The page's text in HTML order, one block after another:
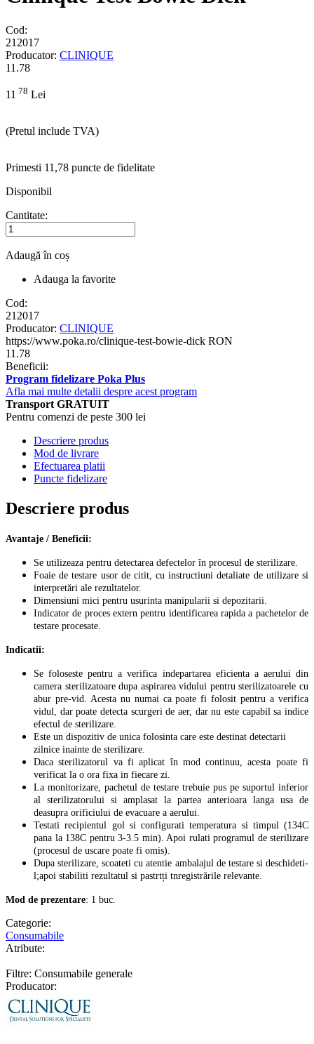
Cod:
212017
Producator: CLINIQUE
11.78
11 78 Lei
(Pretul include TVA)
Primesti 11,78 puncte de fidelitate
Disponibil
Cantitate:
Adaugă în coș
Adauga la favorite
Cod:
212017
Producator: CLINIQUE
https://www.poka.ro/clinique-test-bowie-dick RON
11.78
Beneficii:
Program fidelizare Poka Plus
Afla mai multe detalii despre acest program
Transport GRATUIT
Pentru comenzi de peste 300 lei
Descriere produs
Mod de livrare
Efectuarea platii
Puncte fidelizare
Descriere produs
Avantaje / Beneficii:
Se utilizeaza pentru detectarea defectelor în procesul de sterilizare.
Foaie de testare usor de citit, cu instructiuni detaliate de utilizare si
interpretări ale rezultatelor.
Dimensiuni mici pentru usurinta manipularii si depozitarii.
Indicator de proces extern pentru identificarea rapida a pachetelor de
testare procesate.
Indicatii:
Se foloseste pentru a verifica indepartarea eficienta a aerului din
camera sterilizatoare dupa aspirarea vidului pentru sterilizatoarele cu
abur pre-vid. Acesta nu numai ca poate fi folosit pentru a verifica
vidul, dar poate detecta scurgeri de aer, dar nu este capabil sa indice
efectul de sterilizare.
Este un dispozitiv de unica folosinta care este destinat detectarii
zilnice inainte de sterilizare.
Daca sterilizatorul va fi aplicat în mod continuu, acesta poate fi
verificat la o ora fixa in fiecare zi.
La monitorizare, pachetul de testare trebuie pus pe suportul inferior
al sterilizatorului si amplasat la partea anterioara langa usa de
deasupra orificiului de evacuare a aerului.
Testati recipientul gol si configurati temperatura si timpul (134C
pana la 138C pentru 3-3.5 min). Apoi rulati programul de sterilizare
(procesul de uscare poate fi omis).
Dupa sterilizare, scoateti cu atentie ambalajul de testare si deschideti-
l;apoi stabiliti rezultatul si pastrtți tnregistrările relevante.
Mod de prezentare: 1 buc.
Categorie:
Consumabile
Atribute:
Filtre: Consumabile generale
Producator: